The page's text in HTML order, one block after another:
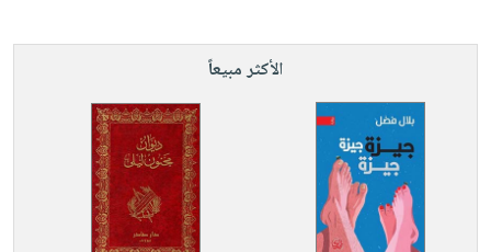
الأكثر مبيعاً